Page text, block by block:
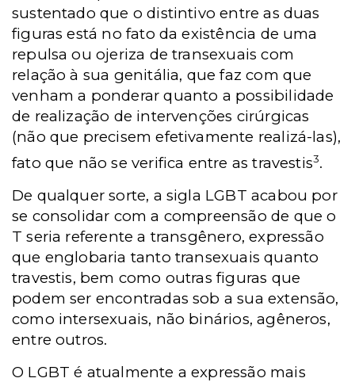
sustentado que o distintivo entre as duas
figuras está no fato da existência de uma
repulsa ou ojeriza de transexuais com
relação à sua genitália, que faz com que
venham a ponderar quanto a possibilidade
de realização de intervenções cirúrgicas
(não que precisem efetivamente realizá-las),
fato que não se verifica entre as travestis3.
De qualquer sorte, a sigla LGBT acabou por
se consolidar com a compreensão de que o
T seria referente a transgênero, expressão
que englobaria tanto transexuais quanto
travestis, bem como outras figuras que
podem ser encontradas sob a sua extensão,
como intersexuais, não binários, agêneros,
entre outros.
O LGBT é atualmente a expressão mais